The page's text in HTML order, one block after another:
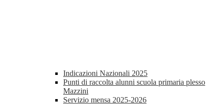
Indicazioni Nazionali 2025
Punti di raccolta alunni scuola primaria plesso
Mazzini
Servizio mensa 2025-2026